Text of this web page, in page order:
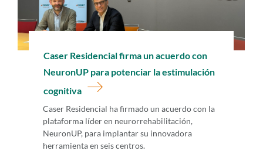
Caser Residencial firma un acuerdo con
NeuronUP para potenciar la estimulación
cognitiva
Caser Residencial ha firmado un acuerdo con la
plataforma líder en neurorrehabilitación,
NeuronUP, para implantar su innovadora
herramienta en seis centros.